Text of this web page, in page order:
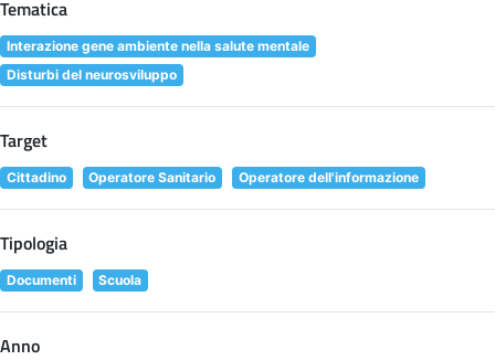
Tematica
Interazione gene ambiente nella salute mentale
Disturbi del neurosviluppo
Target
Cittadino Operatore Sanitario Operatore dell'informazione
Tipologia
Documenti Scuola
Anno